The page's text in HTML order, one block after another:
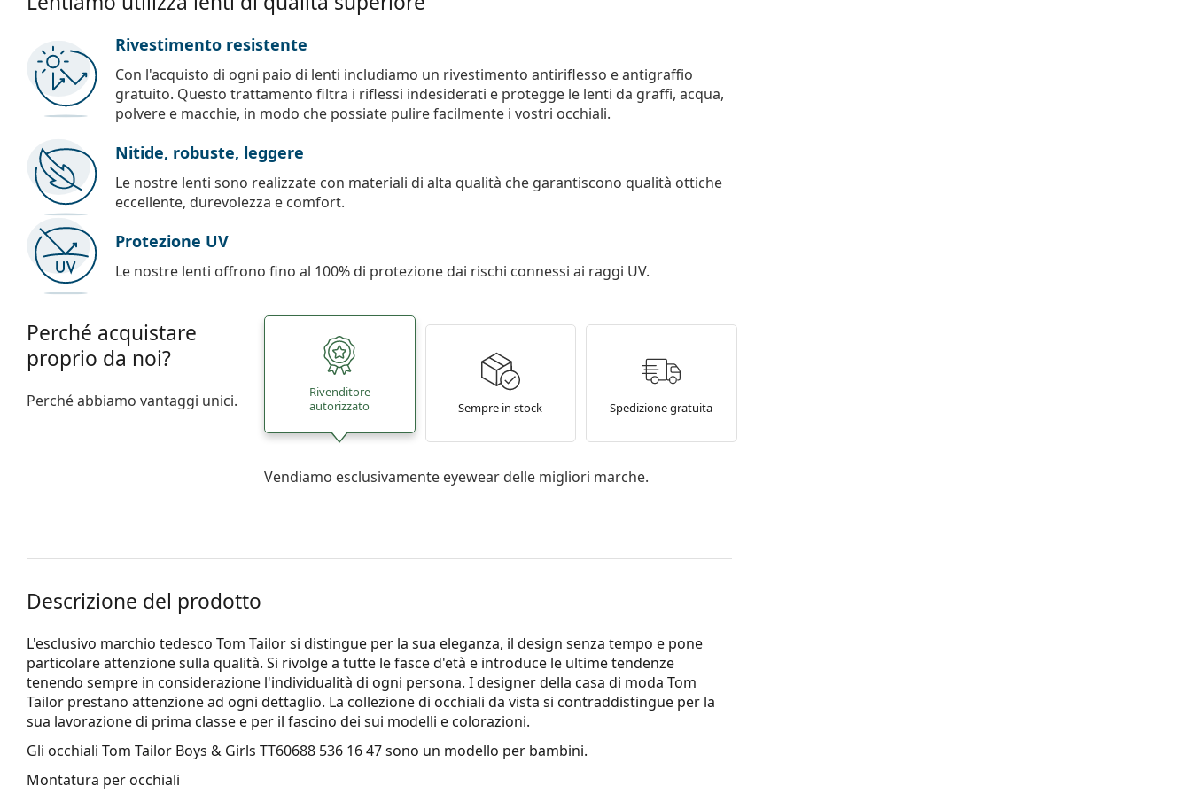
Rivestimento resistente
Con l'acquisto di ogni paio di lenti includiamo un rivestimento antiriflesso e antigraffio
gratuito. Questo trattamento filtra i riflessi indesiderati e protegge le lenti da graffi, acqua,
polvere e macchie, in modo che possiate pulire facilmente i vostri occhiali.
Nitide, robuste, leggere
Le nostre lenti sono realizzate con materiali di alta qualità che garantiscono qualità ottiche
eccellente, durevolezza e comfort.
Protezione UV
Le nostre lenti offrono fino al 100% di protezione dai rischi connessi ai raggi UV.
Perché acquistare
proprio da noi?
Perché abbiamo vantaggi unici.
Rivenditore
autorizzato
Sempre in stock Spedizione gratuita
Vendiamo esclusivamente eyewear delle migliori marche.
Descrizione del prodotto
L'esclusivo marchio tedesco Tom Tailor si distingue per la sua eleganza, il design senza tempo e pone
particolare attenzione sulla qualità. Si rivolge a tutte le fasce d'età e introduce le ultime tendenze
tenendo sempre in considerazione l'individualità di ogni persona. I designer della casa di moda Tom
Tailor prestano attenzione ad ogni dettaglio. La collezione di occhiali da vista si contraddistingue per la
sua lavorazione di prima classe e per il fascino dei sui modelli e colorazioni.
Gli occhiali Tom Tailor Boys & Girls TT60688 536 16 47sono un modello per bambini.
Montatura per occhiali